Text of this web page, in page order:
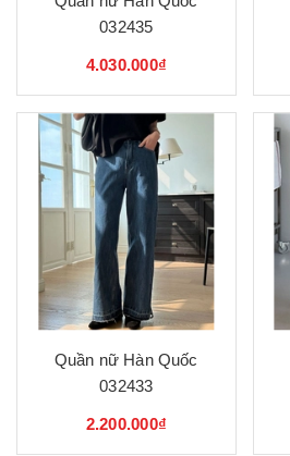
032435
4.030.000₫
Quần nữ Hàn Quốc
032433
2.200.000₫